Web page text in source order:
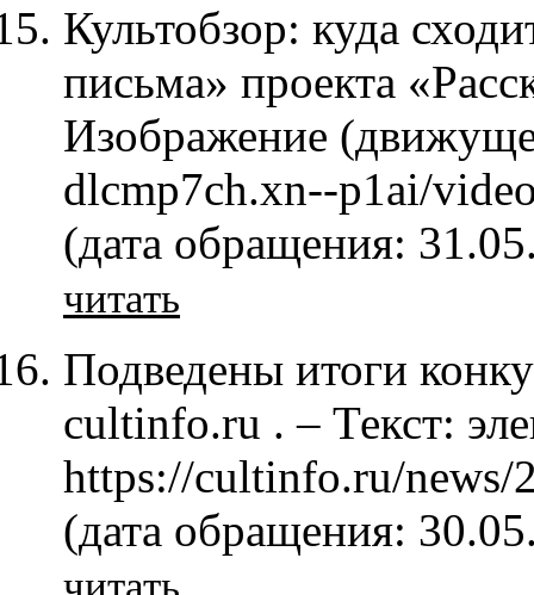
Культобзор: куда
письма» проекта
Изображение
dlcmp7ch.xn--p1ai/
(дата обращения:
читать
Подведены итоги
cultinfo.ru . – Текст:
https://cultinfo.ru/news/
(дата обращения: